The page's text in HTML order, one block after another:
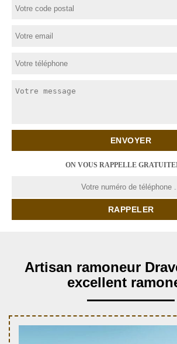
ON VOUS RAPPELLE
Artisan ramoneur
excellent